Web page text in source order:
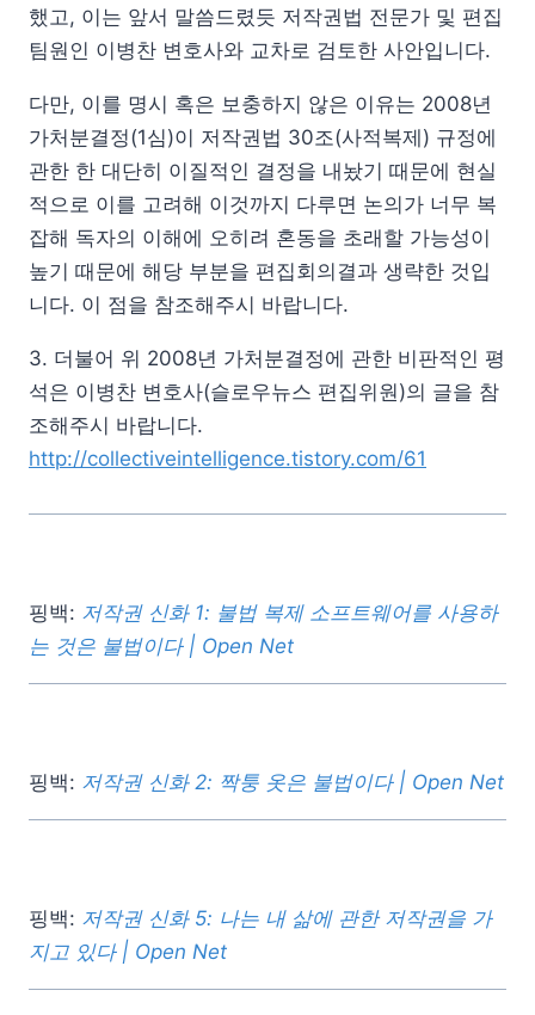
했고, 이는 앞서 말씀드렸듯 저작권법 전문가 및 편집
팀원인 이병찬 변호사와 교차로 검토한 사안입니다.
다만, 이를 명시 혹은 보충하지 않은 이유는 2008년
가처분결정(1심)이 저작권법 30조(사적복제) 규정에
관한 한 대단히 이질적인 결정을 내놨기 때문에 현실
적으로 이를 고려해 이것까지 다루면 논의가 너무 복
잡해 독자의 이해에 오히려 혼동을 초래할 가능성이
높기 때문에 해당 부분을 편집회의결과 생략한 것입
니다. 이 점을 참조해주시 바랍니다.
3. 더불어 위 2008년 가처분결정에 관한 비판적인 평
석은 이병찬 변호사(슬로우뉴스 편집위원)의 글을 참
조해주시 바랍니다.
http://collectiveintelligence.tistory.com/61
핑백: 저작권 신화 1: 불법 복제 소프트웨어를 사용하
는 것은 불법이다 | Open Net
핑백: 저작권 신화 2: 짝퉁 옷은 불법이다 | Open Net
핑백: 저작권 신화 5: 나는 내 삶에 관한 저작권을 가
지고 있다 | Open Net